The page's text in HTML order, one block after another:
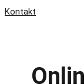
Kontakt